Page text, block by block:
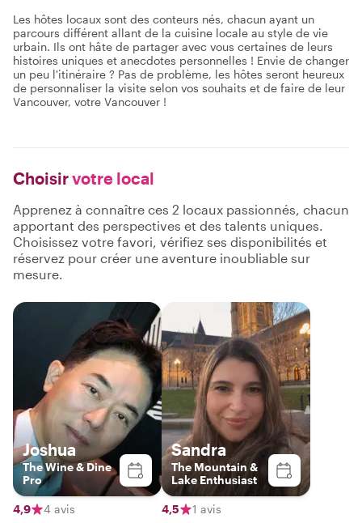
Les hôtes locaux sont des conteurs nés, chacun ayant un
parcours différent allant de la cuisine locale au style de vie
urbain. Ils ont hâte de partager avec vous certaines de leurs
histoires uniques et anecdotes personnelles ! Envie de changer
un peu l'itinéraire ? Pas de problème, les hôtes seront heureux
de personnaliser la visite selon vos souhaits et de faire de leur
Vancouver, votre Vancouver !
Choisirvotre local
Apprenez à connaître ces 2 locaux passionnés, chacun
apportant des perspectives et des talents uniques.
Choisissez votre favori, vérifiez ses disponibilités et
réservez pour créer une aventure inoubliable sur
mesure.
Joshua
The Wine & Dine
Pro
4,9 4 avis
Sandra
The Mountain &
Lake Enthusiast
4,5 1 avis